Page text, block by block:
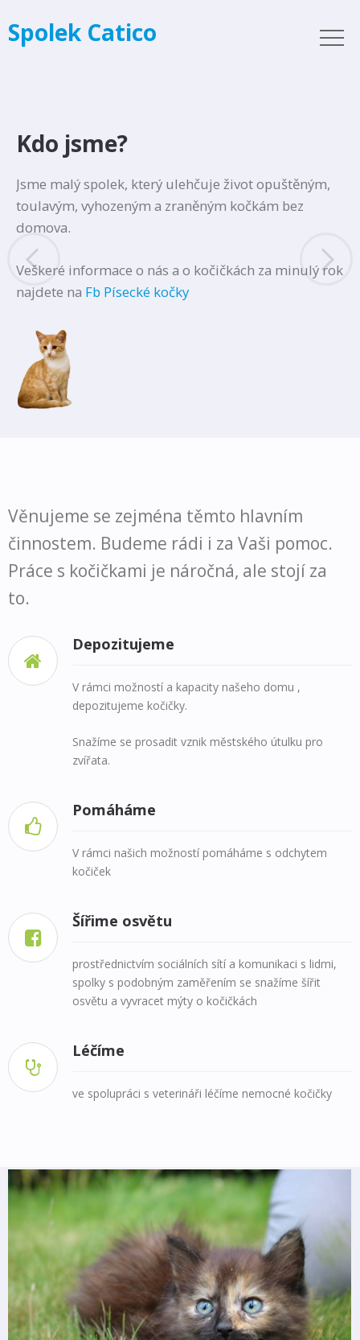
Spolek Catico
Kdo jsme?
Jsme malý spolek, který ulehčuje život opuštěným,
toulavým, vyhozeným a zraněným kočkám bez
domova.
Veškeré informace o nás a o kočičkách za minulý rok
najdete na Fb Písecké kočky
Věnujeme se zejména těmto hlavním
činnostem. Budeme rádi i za Vaši pomoc.
Práce s kočičkami je náročná, ale stojí za
to.

Depozitujeme
V rámci možností a kapacity našeho domu ,
depozitujeme kočičky.
Snažíme se prosadit vznik městského útulku pro
zvířata.

Pomáháme
V rámci našich možností pomáháme s odchytem
kočiček

Šířime osvětu
prostřednictvím sociálních sítí a komunikaci s lidmi,
spolky s podobným zaměřením se snažíme šířit
osvětu a vyvracet mýty o kočičkách

Léčíme
ve spolupráci s veterináři léčíme nemocné kočičky